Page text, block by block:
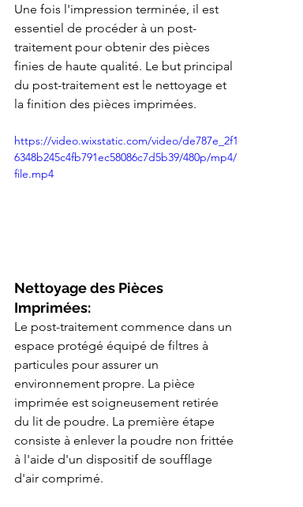
Une fois l'impression terminée, il est
essentiel de procéder à un post-
traitement pour obtenir des pièces
finies de haute qualité. Le but principal
du post-traitement est le nettoyage et
la finition des pièces imprimées.
https://video.wixstatic.com/video/de787e_2f1
6348b245c4fb791ec58086c7d5b39/480p/mp4/
file.mp4
Nettoyage des Pièces
Imprimées:
Le post-traitement commence dans un
espace protégé équipé de filtres à
particules pour assurer un
environnement propre. La pièce
imprimée est soigneusement retirée
du lit de poudre. La première étape
consiste à enlever la poudre non frittée
à l'aide d'un dispositif de soufflage
d'air comprimé.